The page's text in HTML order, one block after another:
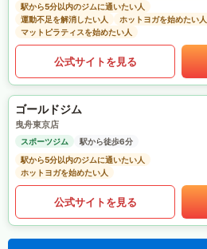
駅から5分以内のジムに通いたい人
運動不足を解消したい人
ホットヨガを始めたい人
マットピラティスを始めたい人
公式サイトを見る
ゴールドジム
曳舟東京店
スポーツジム
駅から徒歩6分
駅から5分以内のジムに通いたい人
ホットヨガを始めたい人
公式サイトを見る